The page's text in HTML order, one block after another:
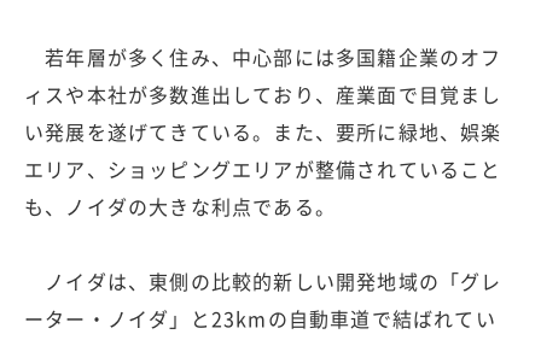
若年層が多く住み、中心部には多国籍企業のオフ
ィスや本社が多数進出しており、産業面で目覚まし
い発展を遂げてきている。また、要所に緑地、娯楽
エリア、ショッピングエリアが整備されていること
も、ノイダの大きな利点である。
ノイダは、東側の比較的新しい開発地域の「グレ
ーター・ノイダ」と23kmの自動車道で結ばれてい